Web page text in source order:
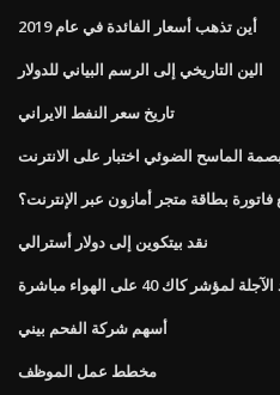
أين تذهب أسعار الفائدة في عام 2019
الين التاريخي إلى الرسم البياني للدولار
تاريخ سعر النفط الايراني
الماسح الضوئي اختبار على الانترنت
بطاقة متجر أمازون عبر الإنترنت؟
نقد بيتكوين إلى دولار أسترالي
لمؤشر كاك 40 على الهواء مباشرة
أسهم شركة الفحم بيني
مخطط عمل الموظف